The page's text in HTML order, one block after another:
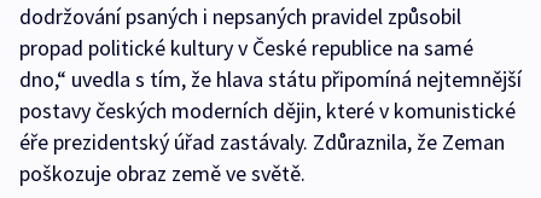
dodržování psaných i nepsaných pravidel způsobil
propad politické kultury v České republice na samé
dno,“ uvedla s tím, že hlava státu připomíná nejtemnější
postavy českých moderních dějin, které v komunistické
éře prezidentský úřad zastávaly. Zdůraznila, že Zeman
poškozuje obraz země ve světě.